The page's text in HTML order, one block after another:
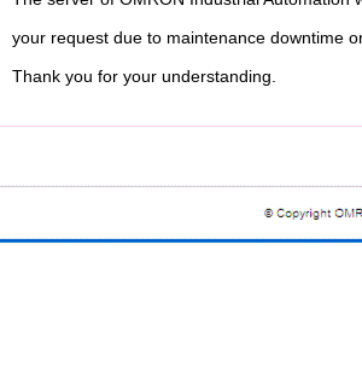
your request due to maintenance downtime
Thank you for your understanding.